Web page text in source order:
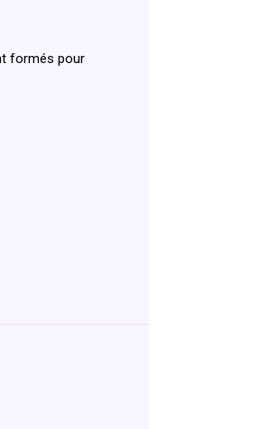
formés pour